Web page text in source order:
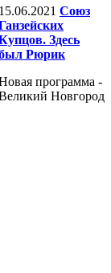
15.06.2021 Союз
Здесь
Рюрик
программа -
Новгород